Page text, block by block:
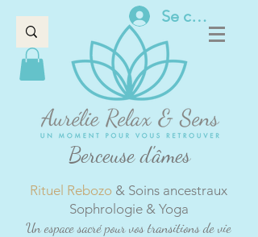
Se connecter
Berceuse d'âmes
Rituel Rebozo & Soins ancestraux
Sophrologie & Yoga
Un espace sacré pour vos transitions de vie